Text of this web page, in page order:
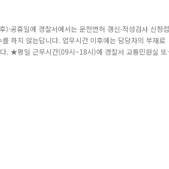
공휴일에 경찰서에서는 운전면허 갱신·적성검사 신청접
하지 않는답니다. 업무시간 이후에는 담당자의 부재로
. ★평일 근무시간(09시~18시)에 경찰서 교통민원실 또
야할까요? 그럴땐 인터넷 서비스(도로교통공단 e-운전
을 미리 확인하신 후 방문하시면 된답니다. ^^ 인터넷